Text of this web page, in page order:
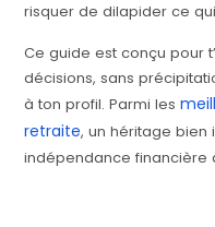
risquer de dilapider ce
Ce guide est conçu pour
décisions, sans
à ton profil. Parmi les
retraite, un héritage bien
indépendance financière